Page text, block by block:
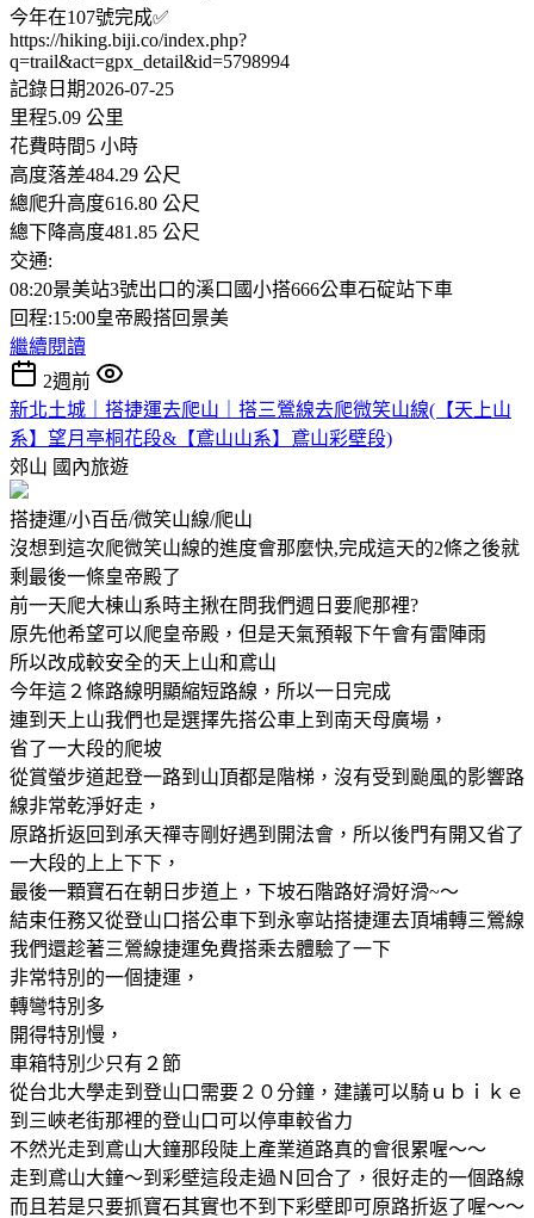
今年在107號完成✅
https://hiking.biji.co/index.php?
q=trail&act=gpx_detail&id=5798994
記錄日期2026-07-25
里程5.09 公里
花費時間5 小時
高度落差484.29 公尺
總爬升高度616.80 公尺
總下降高度481.85 公尺
交通:
08:20景美站3號出口的溪口國小搭666公車石碇站下車
回程:15:00皇帝殿搭回景美
繼續閱讀
2週前
新北土城｜搭捷運去爬山｜搭三鶯線去爬微笑山線(【天上山
系】望月亭桐花段&【鳶山山系】鳶山彩壁段)
郊山 國內旅遊
搭捷運/小百岳/微笑山線/爬山
沒想到這次爬微笑山線的進度會那麼快,完成這天的2條之後就
剩最後一條皇帝殿了
前一天爬大棟山系時主揪在問我們週日要爬那裡?
原先他希望可以爬皇帝殿，但是天氣預報下午會有雷陣雨
所以改成較安全的天上山和鳶山
今年這２條路線明顯縮短路線，所以一日完成
連到天上山我們也是選擇先搭公車上到南天母廣場，
省了一大段的爬坡
從賞螢步道起登一路到山頂都是階梯，沒有受到颱風的影響路
線非常乾淨好走，
原路折返回到承天禪寺剛好遇到開法會，所以後門有開又省了
一大段的上上下下，
最後一顆寶石在朝日步道上，下坡石階路好滑好滑~～
結束任務又從登山口搭公車下到永寧站搭捷運去頂埔轉三鶯線
我們還趁著三鶯線捷運免費搭乘去體驗了一下
非常特別的一個捷運，
轉彎特別多
開得特別慢，
車箱特別少只有２節
從台北大學走到登山口需要２０分鐘，建議可以騎ｕｂｉｋｅ
到三峽老街那裡的登山口可以停車較省力
不然光走到鳶山大鐘那段陡上產業道路真的會很累喔～～
走到鳶山大鐘～到彩壁這段走過Ｎ回合了，很好走的一個路線
而且若是只要抓寶石其實也不到下彩壁即可原路折返了喔～～